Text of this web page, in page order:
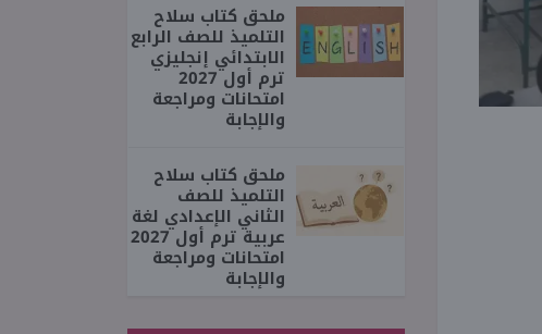
ملحق كتاب سلاح
التلميذ للصف الرابع
الابتدائي إنجليزي
ترم أول 2027
امتحانات ومراجعة
والإجابة
ملحق كتاب سلاح
التلميذ للصف
الثاني الإعدادي لغة
عربية ترم أول 2027
امتحانات ومراجعة
والإجابة